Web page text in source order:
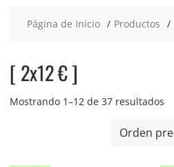
Página de Inicio Productos
[ 2x12 € ]
Mostrando 1–12 de 37 resultados